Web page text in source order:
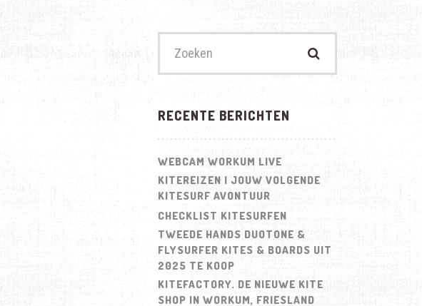
naar:
RECENTE BERICHTEN
WEBCAM WORKUM LIVE
KITEREIZEN | JOUW VOLGENDE
KITESURF AVONTUUR
CHECKLIST KITESURFEN
TWEEDE HANDS DUOTONE &
FLYSURFER KITES & BOARDS UIT
2025 TE KOOP
KITEFACTORY. DE NIEUWE KITE
SHOP IN WORKUM, FRIESLAND